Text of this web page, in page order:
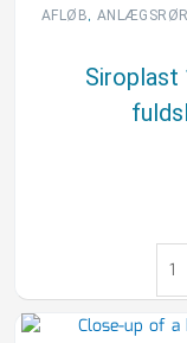
til
AFLØB,
Siroplast
x